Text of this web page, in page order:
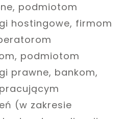
podmiotom
hostingowe, firmom
podmiotom
prawne, bankom,
(w zakresie